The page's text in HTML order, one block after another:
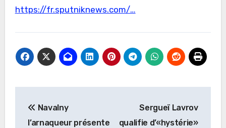
https://fr.sputniknews.com/…
de
Navalny
l’arnaqueur présente
Sergueï Lavrov
qualifie d’«hystérie»